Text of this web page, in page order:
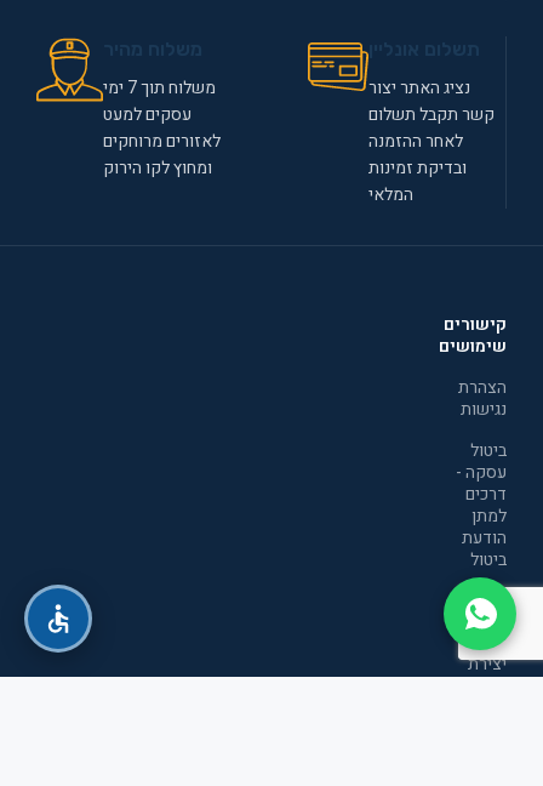
נציג האתר יצור
קשר תקבל תשלום
לאחר ההזמנה
ובדיקת זמינות
המלאי
משלוח תוך 7 ימי
עסקים למעט
לאזורים מרוחקים
ומחוץ לקו הירוק
קישורים
שימושים
הצהרת
נגישות
ביטול
עסקה -
דרכים
למתן
הודעת
ביטול
מדיניות
הפרטיות
יצירת